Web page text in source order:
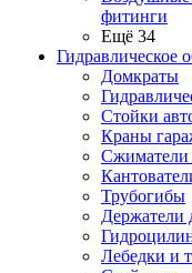
фитинги
Ещё 34
Гидравлическое
Домкраты
Стойки
Краны
Трубогибы
Держатели
Лебедки и